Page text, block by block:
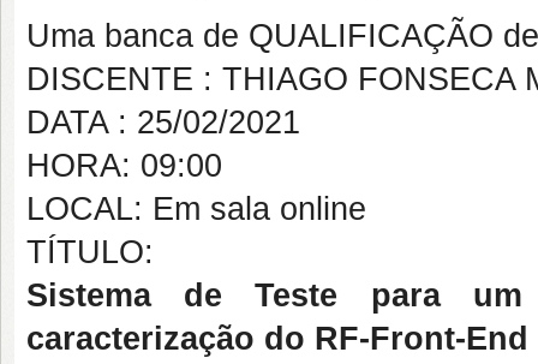
Uma banca de QUALIFICAÇÃO
DISCENTE : THIAGO FONSECA
DATA : 25/02/2021
HORA: 09:00
LOCAL: Em sala online
TÍTULO:
Sistema de Teste para
caracterização do RF-Front-